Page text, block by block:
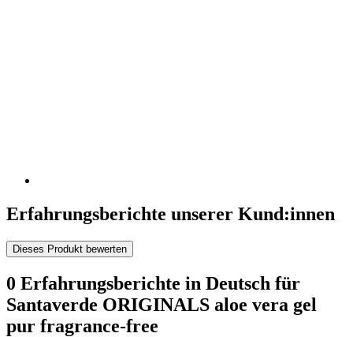
Erfahrungsberichte unserer Kund:innen
Dieses Produkt bewerten
0 Erfahrungsberichte in Deutsch für
Santaverde ORIGINALS aloe vera gel
pur fragrance-free